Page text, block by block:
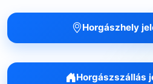
Horgászhely
Horgászszállás